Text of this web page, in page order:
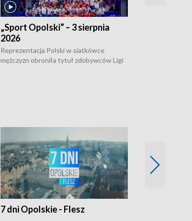
„Sport Opolski” – 3 sierpnia
2026
Reprezentacja Polski w siatkówce
mężczyzn obroniła tytuł zdobywców Ligi
7 dni Opolskie - Flesz